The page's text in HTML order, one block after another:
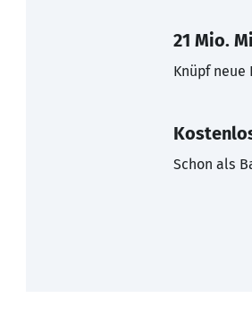
21 Mio.
Knüpf
Schon als